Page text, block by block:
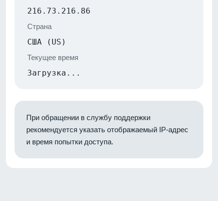
216.73.216.86
Страна
США (US)
Текущее время
Загрузка...
При обращении в службу поддержки
рекомендуется указать отображаемый IP-адрес
и время попытки доступа.